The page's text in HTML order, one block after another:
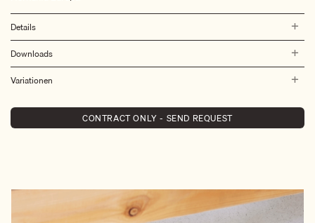
Details
Downloads
Variationen
CONTRACT ONLY - SEND REQUEST